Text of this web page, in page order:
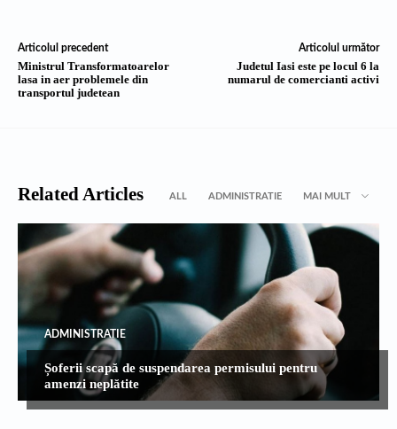
Articolul precedent
Ministrul Transformatoarelor
lasa in aer problemele din
transportul judetean
Articolul următor
Judetul Iasi este pe locul 6 la
numarul de comercianti activi
Related Articles ALL ADMINISTRATIE MAI MULT
ADMINISTRATIE
Șoferii scapă de suspendarea permisului pentru
amenzi neplătite